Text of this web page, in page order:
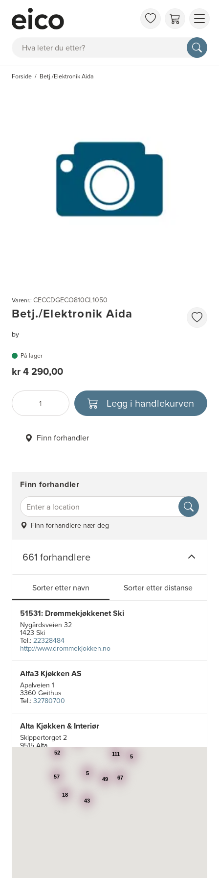
Søk
OM
FAQ
Forside Betj./Elektronik Aida
Varenr.: CECCDGECO810CL1050
Betj./Elektronik Aida
by
På lager
kr 4 290,00
Antall
Velg enhet Legg i handlekurven
Finn forhandler
Finn forhandler
Finn forhandlere nær deg
661 forhandlere
Sorter etter navn Sorter etter distanse
51531: Drømmekjøkkenet Ski
Nygårdsveien 32
1423 Ski
Tel.:22328484
http://www.drommekjokken.no
Alfa3 Kjøkken AS
Apalveien 1
3360 Geithus
Tel.:32780700
Alta Kjøkken & Interiør
Skippertorget 2
9515 Alta
99007242
Aran Scandinavia AS
Stadsing. Dahls gt. 31A
7043 Trondheim
49
111
52
57 67
43
5
5
18